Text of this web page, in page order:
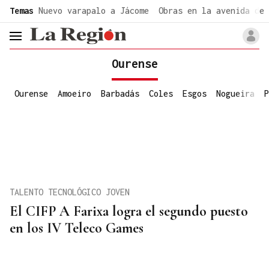
Temas Nuevo varapalo a Jácome Obras en la avenida de
header.menu.open
Ourense
Ourense Amoeiro Barbadás Coles Esgos Nogueira
El CIFP A Farixa logra el segundo puesto
en los IV Teleco Games
TALENTO TECNOLÓGICO JOVEN